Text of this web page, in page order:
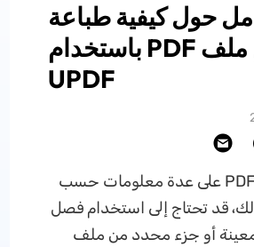
حول كيفية طباعة
جزء من ملف PDF باستخدام
UPDF
قد يحتوي ملف PDF على عدة معلومات حسب
قد تحتاج إلى استخدام فصل
أو جزء محدد من ملف